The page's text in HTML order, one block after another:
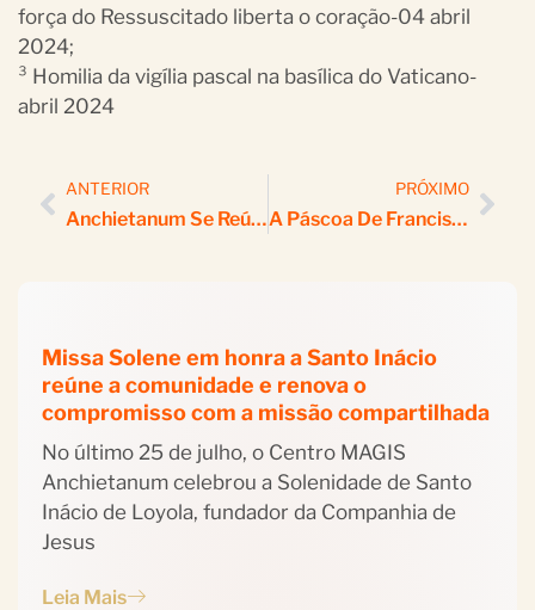
força do Ressuscitado liberta o coração-04 abril
2024;
³ Homilia da vigília pascal na basílica do Vaticano-
abril 2024
ANTERIOR
Anchietanum Se Reúne Para Preparar Experiência MAGIS De Inserção Sociocultural
PRÓXIMO
A Páscoa De Francisco: Um Legado De Alegria, Misericórdia E Esperança Para Uma Igreja Em Saída, Ressuscitada Com Cristo
Missa Solene em honra a Santo Inácio
reúne a comunidade e renova o
compromisso com a missão compartilhada
No último 25 de julho, o Centro MAGIS
Anchietanum celebrou a Solenidade de Santo
Inácio de Loyola, fundador da Companhia de
Jesus
Leia Mais